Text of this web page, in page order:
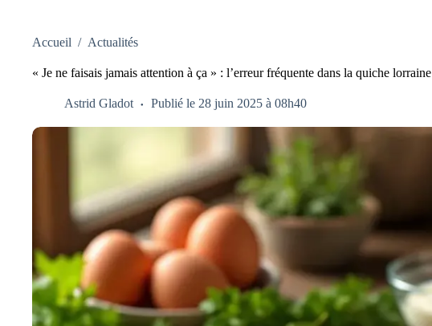
Accueil / Actualités
« Je ne faisais jamais attention à ça » : l’erreur fréquente dans la quiche lorraine
Astrid Gladot Publié le 28 juin 2025 à 08h40